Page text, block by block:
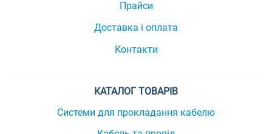
Прайси
Доставка і оплата
Контакти
КАТАЛОГ ТОВАРІВ
Системи для прокладання кабелю